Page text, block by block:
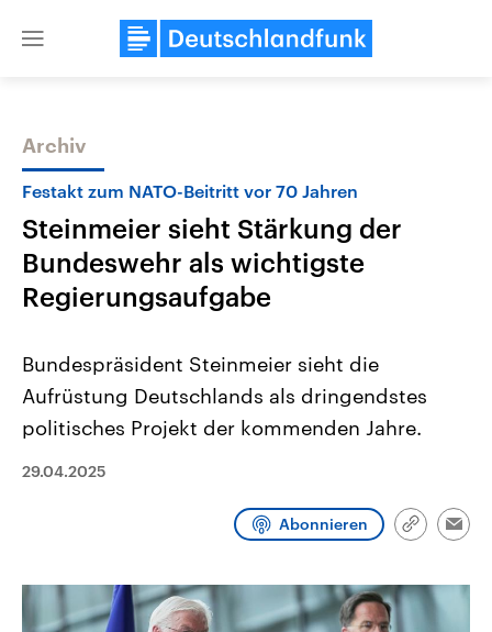
Close
Themen
2026
Alle Informationen
Sachsen-Anhalt wählt am 6.
Landtag. Seit 2021 wird das
Wahlprogramme, aktuelle Berichte
Wahl.
Aktuelle Beiträge,
Hintergründe
Wirtschaftlich und
aktuelle Weltgeschehen.
Audio-Archiv
Archiv
Festakt zum NATO-Beitritt vor 70 Jahren
Steinmeier sieht Stärkung der
Bundeswehr als wichtigste
Regierungsaufgabe
Bundespräsident Steinmeier sieht die
Aufrüstung Deutschlands als dringendstes
politisches Projekt der kommenden Jahre.
29.04.2025
Abonnieren
Link